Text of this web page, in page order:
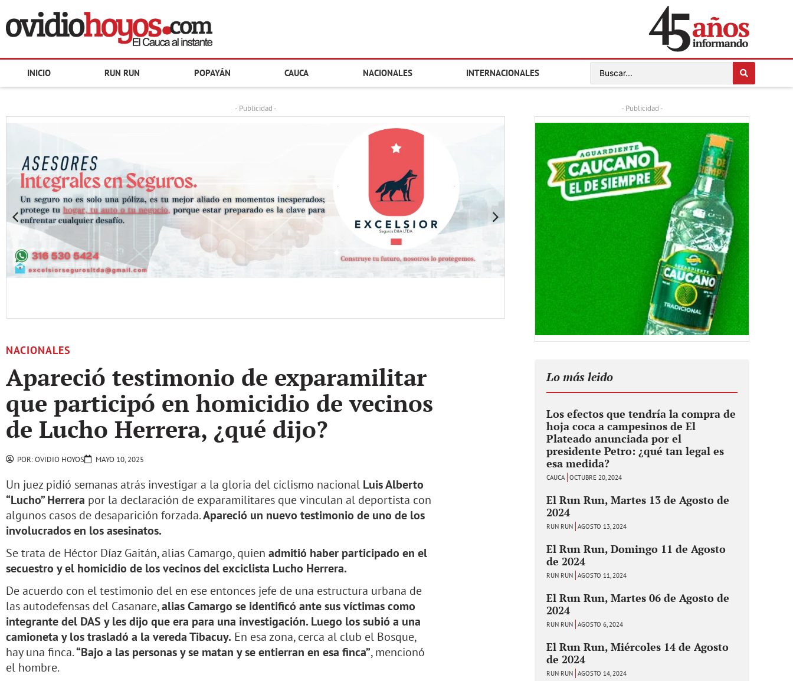
INICIO RUN RUN POPAYÁN CAUCA NACIONALES INTERNACIONALES
- Publicidad -
NACIONALES
Apareció testimonio de exparamilitar
que participó en homicidio de vecinos
de Lucho Herrera, ¿qué dijo?
POR:OVIDIO HOYOS MAYO 10, 2025
Un juez pidió semanas atrás investigar a la gloria del ciclismo nacional Luis Alberto
“Lucho” Herrera por la declaración de exparamilitares que vinculan al deportista con
algunos casos de desaparición forzada.Apareció un nuevo testimonio de uno de los
involucrados en los asesinatos.
Se trata de Héctor Díaz Gaitán, alias Camargo, quien admitió haber participado en el
secuestro y el homicidio de los vecinos del exciclista Lucho Herrera.
De acuerdo con el testimonio del en ese entonces jefe de una estructura urbana de
las autodefensas del Casanare,alias Camargo se identificó ante sus víctimas como
integrante del DAS y les dijo que era para una investigación. Luego los subió a una
camioneta y los trasladó a la vereda Tibacuy. En esa zona, cerca al club el Bosque,
hay una finca.“Bajo a las personas y se matan y se entierran en esa finca”, mencionó
el hombre.
- Publicidad -
Lo más leido
Los efectos que tendría la compra de
hoja coca a campesinos de El
Plateado anunciada por el
presidente Petro: ¿qué tan legal es
esa medida?
CAUCA OCTUBRE 20, 2024
El Run Run, Martes 13 de Agosto de
2024
RUN RUN AGOSTO 13, 2024
El Run Run, Domingo 11 de Agosto
de 2024
RUN RUN AGOSTO 11, 2024
El Run Run, Martes 06 de Agosto de
2024
RUN RUN AGOSTO 6, 2024
El Run Run, Miércoles 14 de Agosto
de 2024
RUN RUN AGOSTO 14, 2024